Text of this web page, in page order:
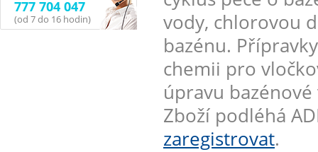
777 704 047
(od 7 do 16 hodin)
vody, chlorovou
bazénu.
chemii pro
úpravu bazénové
Zboží podléhá
zaregistrovat.